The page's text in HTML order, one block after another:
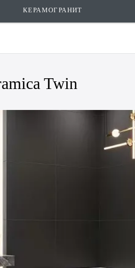
КЕРАМОГРАНИТ
Twin